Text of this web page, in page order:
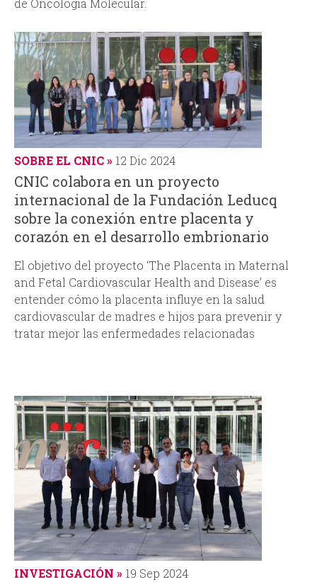
de Oncología Molecular.
SOBRE EL CNIC 12 Dic 2024
CNIC colabora en un proyecto
internacional de la Fundación Leducq
sobre la conexión entre placenta y
corazón en el desarrollo embrionario
El objetivo del proyecto ‘The Placenta in Maternal
and Fetal Cardiovascular Health and Disease’ es
entender cómo la placenta influye en la salud
cardiovascular de madres e hijos para prevenir y
tratar mejor las enfermedades relacionadas
INVESTIGACIÓN 19 Sep 2024